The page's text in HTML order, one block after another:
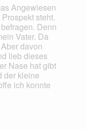
Angewiesen
steht.
Denn
Vater. Da
davon
lieb dieses
Nase hat gibt
der kleine
ich konnte